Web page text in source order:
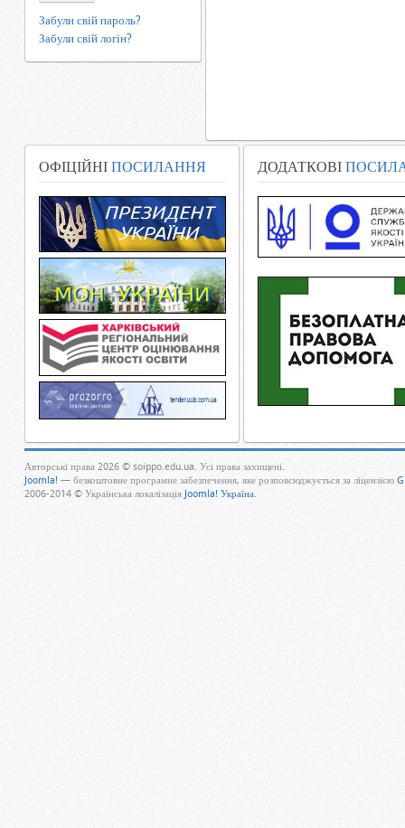
Забули свій пароль?
Забули свій логін?
ОФІЦІЙНІ ПОСИЛАННЯ ДОДАТКОВІ
Авторські права 2026 © soippo.edu.ua. Усі права захищені.
Joomla! — безкоштовне програмне забезпечення, яке розповсюджується за ліцензією
2006-2014 © Українська локалізація Joomla! Україна.